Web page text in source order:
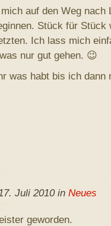
auf den Weg nach
Stück für
Ich lass mich
nur gut gehen. 😉
was habt bis ich dann
Juli 2010 in Neues
geworden.